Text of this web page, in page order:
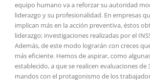
equipo humano va a reforzar su autoridad
liderazgo y su profesionalidad. En empresas
implican más en la acción preventiva, éstos
liderazgo; investigaciones realizadas por el
Además, de este modo lograrán con creces
más eficiente. Hemos de aspirar, como
establecido, a que se realicen evaluaciones de
mandos con el protagonismo de los